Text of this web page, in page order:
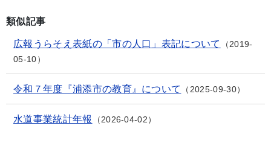
類似記事
広報うらそえ表紙の「市の人口」表記について
2019-
05-10
令和７年度『浦添市の教育』について 2025-09-30
水道事業統計年報 2026-04-02